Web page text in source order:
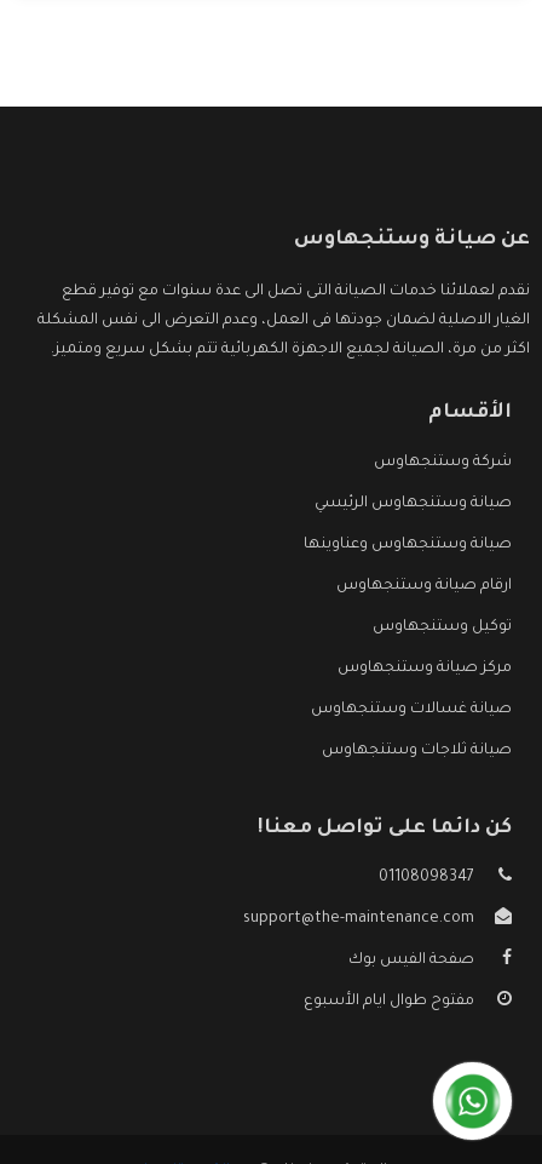
عن صيانة وستنجهاوس
نقدم لعملائنا خدمات الصيانة التى تصل الى عدة سنوات مع توفير قطع
الغيار الاصلية لضمان جودتها فى العمل، وعدم التعرض الى نفس المشكلة
اكثر من مرة، الصيانة لجميع الاجهزة الكهربائية تتم بشكل سريع ومتميز.
الأقسام
شركة وستنجهاوس
صيانة وستنجهاوس الرئيسي
صيانة وستنجهاوس وعناوينها
ارقام صيانة وستنجهاوس
توكيل وستنجهاوس
مركز صيانة وستنجهاوس
صيانة غسالات وستنجهاوس
صيانة ثلاجات وستنجهاوس
كن دائما على تواصل معنا!
01108098347
support@the-maintenance.com
صفحة الفيس بوك
مفتوح طوال ايام الأسبوع